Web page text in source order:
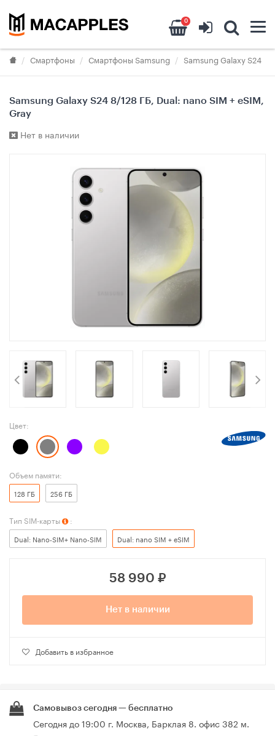
0
Смартфоны Смартфоны Samsung Samsung Galaxy S24
Samsung Galaxy S24 8/128 ГБ, Dual: nano SIM + eSIM,
Gray
Нет в наличии
Цвет:
Объем памяти:
128 ГБ 256 ГБ
Тип SIM-карты :
Dual: Nano-SIM+ Nano-SIM Dual: nano SIM + eSIM
58 990 ₽
Нет в наличии
Добавить в избранное
Самовывоз сегодня — бесплатно
Сегодня до 19:00 г. Москва, Барклая 8. офис 382 м.